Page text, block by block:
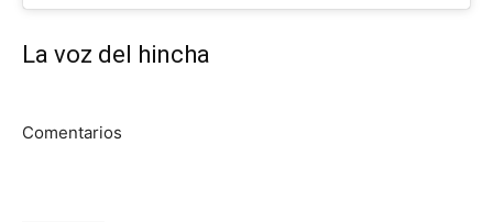
La voz del hincha
Comentarios